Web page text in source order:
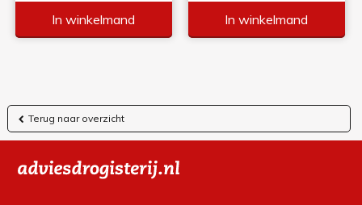
In winkelmand In winkelmand
Terug naar overzicht